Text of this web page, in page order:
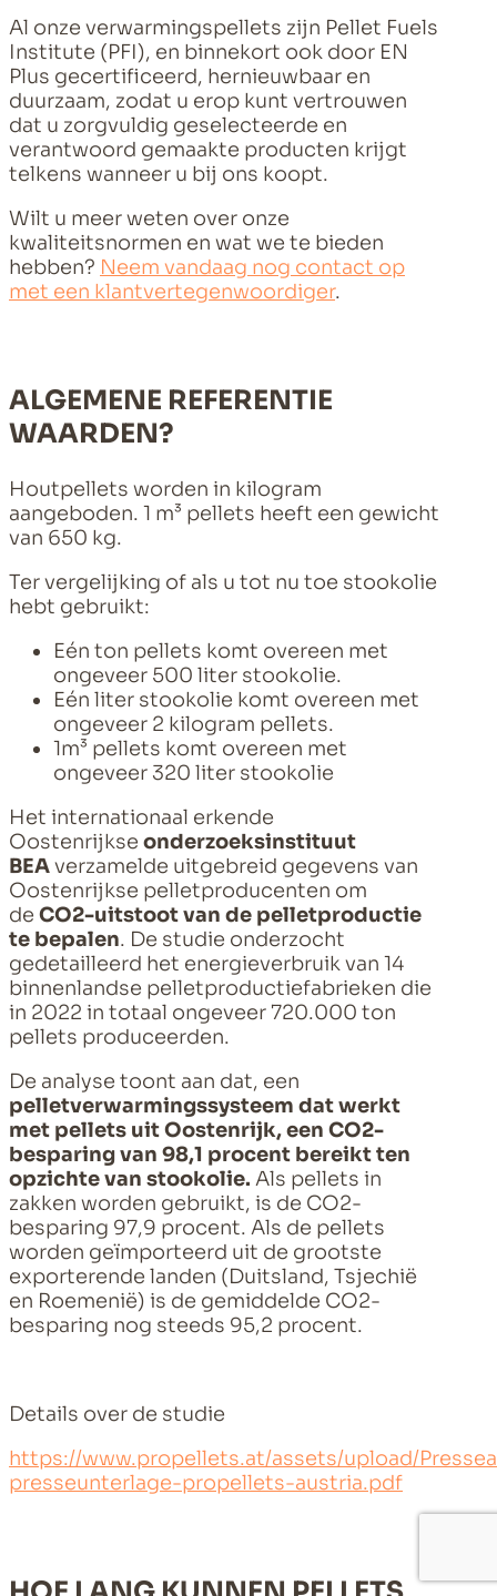
Al onze verwarmingspellets zijn Pellet Fuels
Institute (PFI), en binnekort ook door EN
Plus gecertificeerd, hernieuwbaar en
duurzaam, zodat u erop kunt vertrouwen
dat u zorgvuldig geselecteerde en
verantwoord gemaakte producten krijgt
telkens wanneer u bij ons koopt.
Wilt u meer weten over onze
kwaliteitsnormen en wat we te bieden
hebben? Neem vandaag nog contact op
met een klantvertegenwoordiger.
ALGEMENE REFERENTIE
WAARDEN?
Houtpellets worden in kilogram
aangeboden. 1 m³ pellets heeft een gewicht
van 650 kg.
Ter vergelijking of als u tot nu toe stookolie
hebt gebruikt:
Eén ton pellets komt overeen met
ongeveer 500 liter stookolie.
Eén liter stookolie komt overeen met
ongeveer 2 kilogram pellets.
1m³ pellets komt overeen met
ongeveer 320 liter stookolie
Het internationaal erkende
Oostenrijkse onderzoeksinstituut
BEAverzamelde uitgebreid gegevens van
Oostenrijkse pelletproducenten om
de CO2-uitstoot van de pelletproductie
te bepalen. De studie onderzocht
gedetailleerd het energieverbruik van 14
binnenlandse pelletproductiefabrieken die
in 2022 in totaal ongeveer 720.000 ton
pellets produceerden.
De analyse toont aan dat, een
pelletverwarmingssysteem dat werkt
met pellets uit Oostenrijk, een CO2-
besparing van 98,1 procent bereikt ten
opzichte van stookolie. Als pellets in
zakken worden gebruikt, is de CO2-
besparing 97,9 procent. Als de pellets
worden geïmporteerd uit de grootste
exporterende landen (Duitsland, Tsjechië
en Roemenië) is de gemiddelde CO2-
besparing nog steeds 95,2 procent.
Details over de studie
https://www.propellets.at/assets/upload/
presseunterlage-propellets-austria.pdf